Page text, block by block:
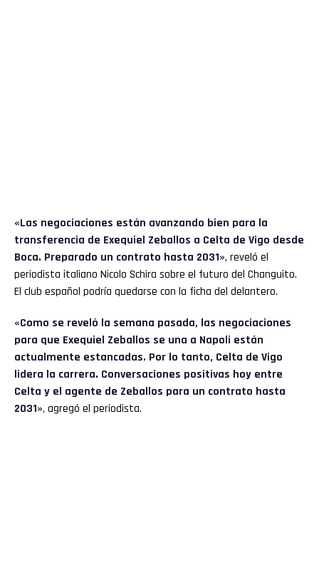
«Las negociaciones están avanzando bien para la
transferencia de Exequiel Zeballos a Celta de Vigo desde
Boca. Preparado un contrato hasta 2031», reveló el
periodista italiano Nicolo Schira sobre el futuro del Changuito.
El club español podría quedarse con la ficha del delantero.
«Como se reveló la semana pasada, las negociaciones
para que Exequiel Zeballos se una a Napoli están
actualmente estancadas. Por lo tanto, Celta de Vigo
lidera la carrera. Conversaciones positivas hoy entre
Celta y el agente de Zeballos para un contrato hasta
2031», agregó el periodista.